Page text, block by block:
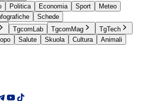
Politica Economia Sport
Meteo
Schede
TgcomLab TgcomMag
TgTech
Salute Skuola Cultura
Animali